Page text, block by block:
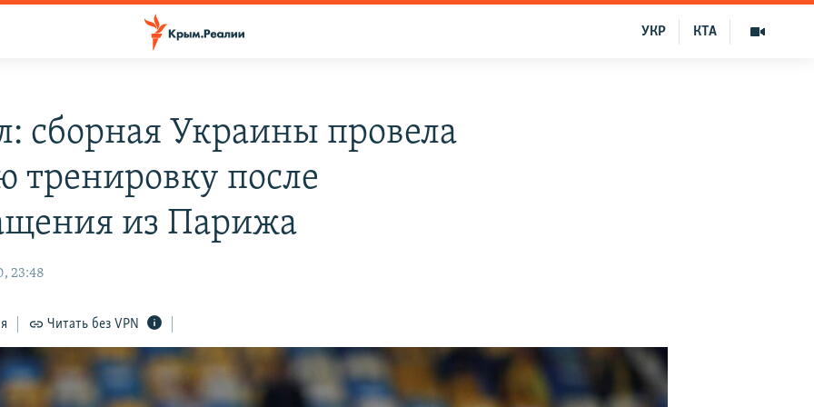
КТА
УКР
сборная Украины провела
тренировку после
из Парижа
23:48
Читать без VPN